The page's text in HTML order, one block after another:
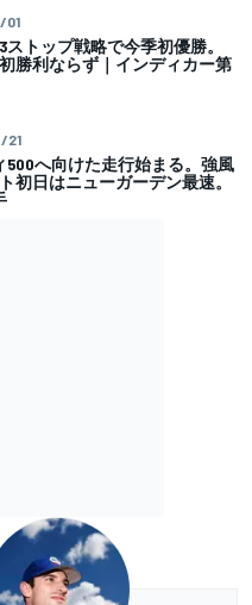
01
トップ戦略で今季初優勝。
勝利ならず｜インディカー第
21
500へ向けた走行始まる。強風
初日はニューガーデン最速。